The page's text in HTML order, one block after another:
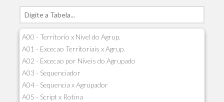
A00 - Territorio x Nivel do Agrup.
A01 - Excecao Territoriais x Agrup.
A02 - Excecao por Niveis do Agrupado
A03 - Sequenciador
A04 - Sequencia x Agrupador
A05 - Script x Rotina